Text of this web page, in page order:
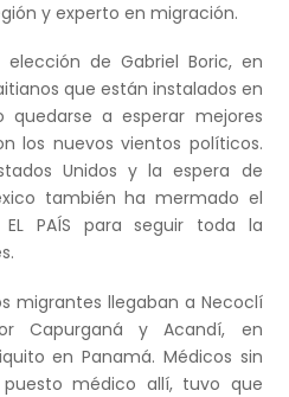
y experto en migración.
de Gabriel Boric, en
que están instalados en
quedarse a esperar mejores
los nuevos vientos políticos.
Unidos y la espera de
también ha mermado el
PAÍS para seguir toda la
migrantes llegaban a Necoclí
Capurganá y Acandí, en
en Panamá. Médicos sin
médico allí, tuvo que